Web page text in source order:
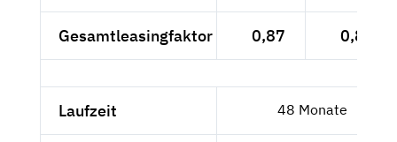
Gesamtleasingfaktor 0,87 0,88
Laufzeit 48 Monate